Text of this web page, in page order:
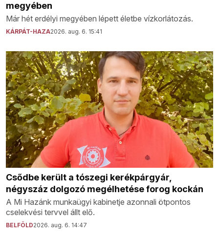
megyében
Már hét erdélyi megyében lépett életbe vízkorlátozás.
KÁRPÁT-HAZA2026. aug. 6. 15:41
Csődbe került a tószegi kerékpárgyár,
négyszáz dolgozó megélhetése forog kockán
A Mi Hazánk munkaügyi kabinetje azonnali ötpontos
cselekvési tervvel állt elő.
BELFÖLD2026. aug. 6. 14:47